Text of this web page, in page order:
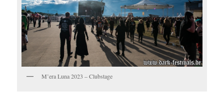
M’era Luna 2023 – Clubstage